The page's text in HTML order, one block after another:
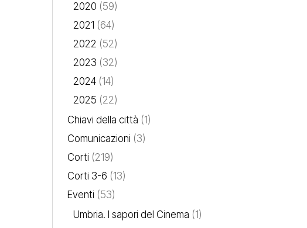
2020 (59)
2021 (64)
2022 (52)
2023 (32)
2024(14)
2025 (22)
Chiavi della città (1)
Comunicazioni (3)
Corti (219)
Corti 3-6 (13)
Eventi (53)
Umbria. I sapori del Cinema (1)